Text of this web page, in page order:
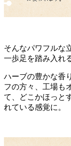
そんなパワフルな
一歩足を踏み入れ
ハーブの豊かな香
フの方々、工場も
て、どこかほっと
れている感覚に。